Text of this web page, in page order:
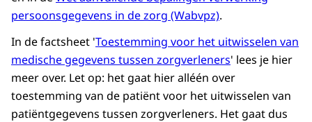
persoonsgegevens in de zorg (Wabvpz).
In de factsheet 'Toestemming voor het uitwisselen van
medische gegevens tussen zorgverleners' lees je hier
meer over. Let op: het gaat hier alléén over
toestemming van de patiënt voor het uitwisselen van
patiëntgegevens tussen zorgverleners. Het gaat dus